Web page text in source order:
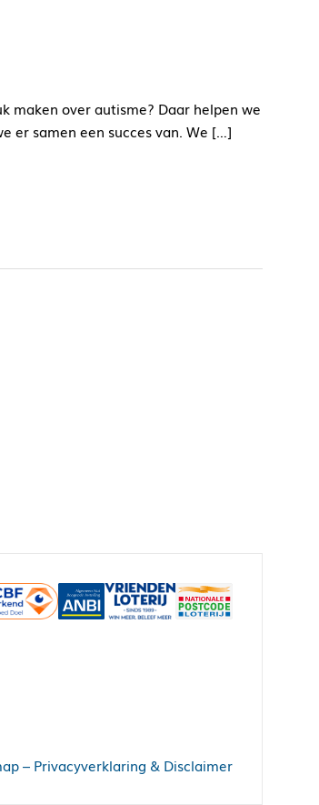
maken over autisme? Daar helpen we
er samen een succes van. We […]
– Privacyverklaring & Disclaimer